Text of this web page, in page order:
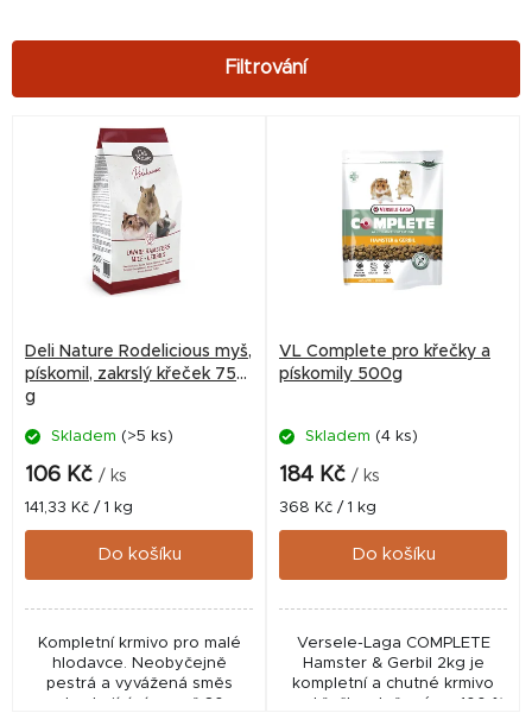
o
Deli Nature Rodelicious myš,
pískomil, zakrslý křeček 750
g
Skladem (>5 ks)
106 Kč / ks
Měrná
cena:
141,33 Kč / 1 kg
Do košíku
Kompletní krmivo pro malé
hlodavce. Neobyčejně
pestrá a vyvážená směs
obsahující více než 30
VL Complete pro křečky a
pískomily 500g
Skladem (4 ks)
184 Kč / ks
Měrná
cena:
368 Kč / 1 kg
Do košíku
Versele-Laga COMPLETE
Hamster & Gerbil 2kg je
kompletní a chutné krmivo
pro křečky, složené ze 100 %